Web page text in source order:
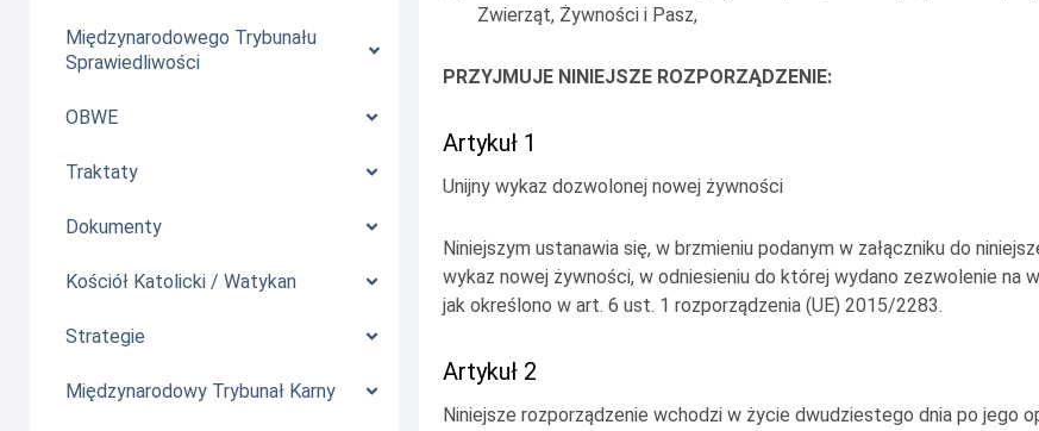
Międzynarodowego Trybunału
Sprawiedliwości
OBWE
Traktaty
Dokumenty
Kościół Katolicki / Watykan
Strategie
Międzynarodowy Trybunał Karny
Zwierząt, Żywności i Pasz,
PRZYJMUJE NINIEJSZE ROZPORZĄDZENIE:
Artykuł 1
Unijny wykaz dozwolonej nowej żywności
Niniejszym ustanawia się, w brzmieniu podanym w załączniku do
wykaz nowej żywności, w odniesieniu do której wydano zezwolenie na
jak określono w art. 6 ust. 1 rozporządzenia (UE) 2015/2283.
Artykuł 2
Niniejsze rozporządzenie wchodzi w życie dwudziestego dnia po jego